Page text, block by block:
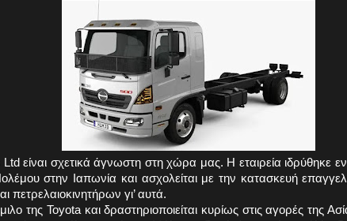
είναι σχετικά άγνωστη στη χώρα μας. Η εταιρεία ιδρύθηκε
στην Ιαπωνία και ασχολείται με την κατασκευή
πετρελαιοκινητήρων γι’ αυτά.
της Toyota και δραστηριοποιείται κυρίως στις αγορές της